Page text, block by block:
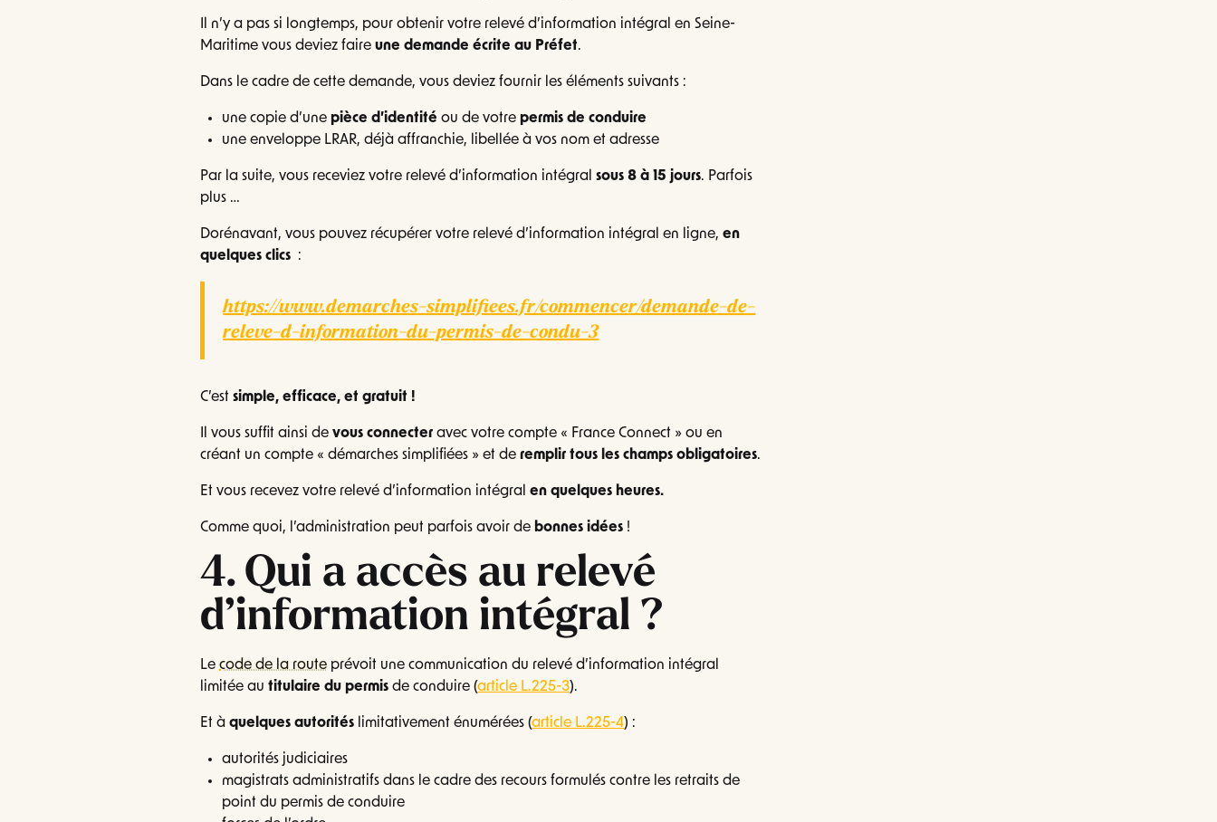
Il n’y a pas si longtemps, pour obtenir votre relevé d’information intégral en Seine-
Maritime vous deviez faireune demande écrite au Préfet.
Dans le cadre de cette demande, vous deviez fournir les éléments suivants :
une copie d’unepièce d’identité ou de votre permis de conduire
une enveloppe LRAR, déjà affranchie, libellée à vos nom et adresse
Par la suite, vous receviez votre relevé d’information intégralsous 8 à 15 jours. Parfois
plus …
Dorénavant, vous pouvez récupérer votre relevé d’information intégral en ligne,en
quelques clics :
https://www.demarches-simplifiees.fr/commencer/demande-de-
releve-d-information-du-permis-de-condu-3
C’estsimple, efficace, et gratuit !
Il vous suffit ainsi devous connecter avec votre compte « France Connect » ou en
créant un compte « démarches simplifiées » et deremplir tous les champs obligatoires.
Et vous recevez votre relevé d’information intégralen quelques heures.
Comme quoi, l’administration peut parfois avoir de bonnes idées !
4. Qui a accès au relevé
d’information intégral ?
Lecode de la route prévoit une communication du relevé d’information intégral
limitée autitulaire du permis de conduire (article L.225-3).
Et àquelques autorités limitativement énumérées (article L.225-4) :
autorités judiciaires
magistrats administratifs dans le cadre des recours formulés contre les retraits de
point du permis de conduire